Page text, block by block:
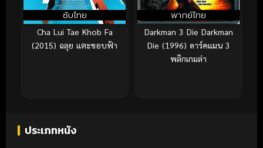
ซับไทย
Cha Lui Tae Khob Fa
(2015) ฉลุย แตะขอบฟ้า
พากย์ไทย
Darkman 3 Die Darkman
Die (1996) ดาร์คแมน 3
พลิกเกมล่า
ประเภทหนัง